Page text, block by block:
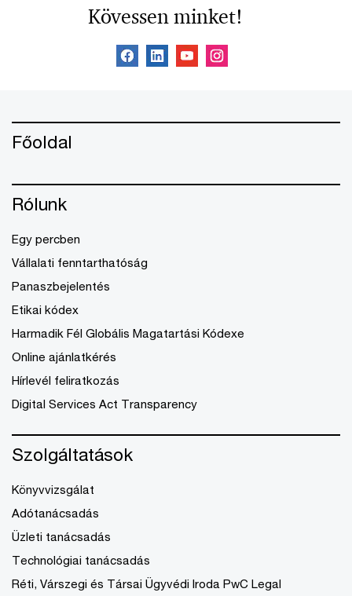
Kövessen minket!
Főoldal
Rólunk
Egy percben
Vállalati fenntarthatóság
Panaszbejelentés
Etikai kódex
Harmadik Fél Globális Magatartási Kódexe
Online ajánlatkérés
Hírlevél feliratkozás
Digital Services Act Transparency
Szolgáltatások
Könyvvizsgálat
Adótanácsadás
Üzleti tanácsadás
Technológiai tanácsadás
Réti, Várszegi és Társai Ügyvédi Iroda PwC Legal